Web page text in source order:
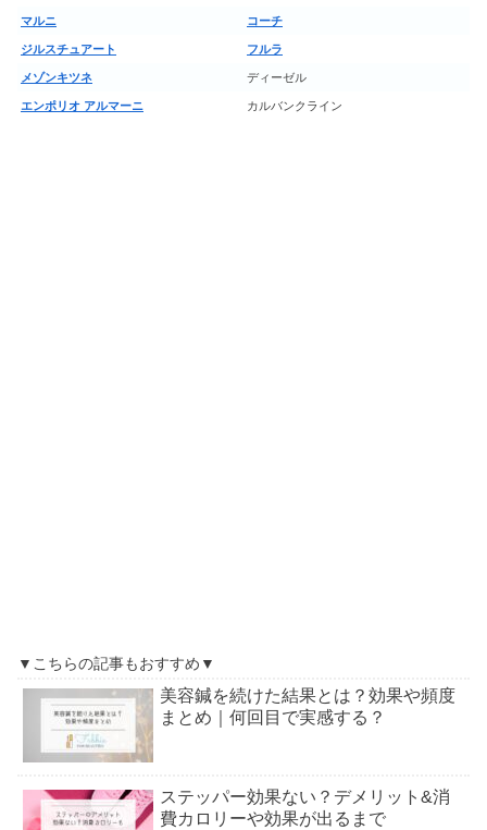
マルニ コーチ
ジルスチュアート フルラ
メゾンキツネ ディーゼル
エンポリオ アルマーニ カルバンクライン
▼こちらの記事もおすすめ▼
美容鍼を続けた結果とは？効果や頻度
まとめ｜何回目で実感する？
ステッパー効果ない？デメリット&消
費カロリーや効果が出るまで